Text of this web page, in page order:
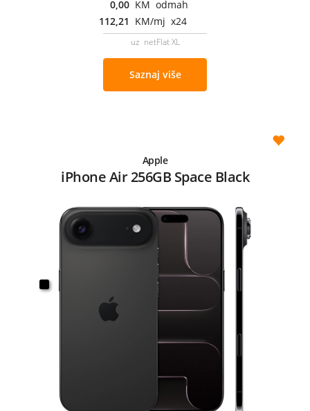
0,00 KM odmah
112,21 KM/mj x24
uz netFlat XL
Saznaj više
Apple
iPhone Air 256GB Space Black